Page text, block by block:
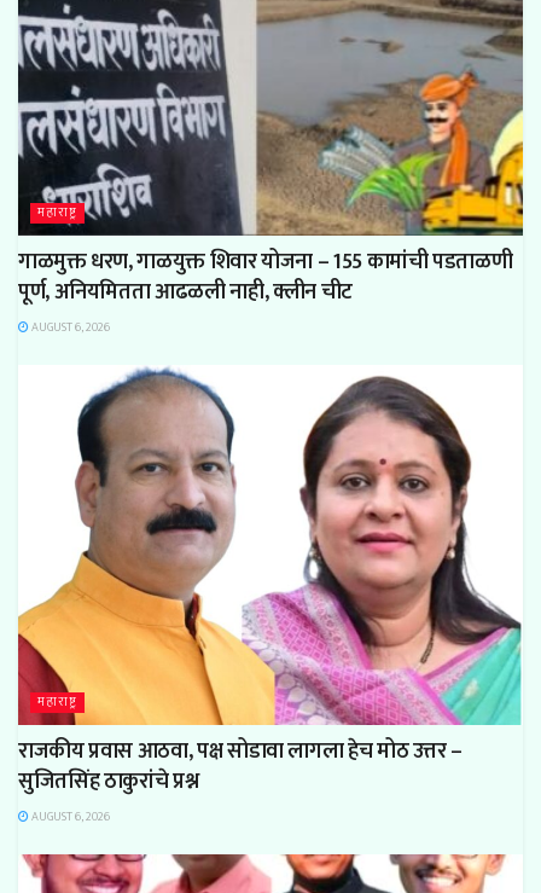
महाराष्ट्र
गाळमुक्त धरण, गाळयुक्त शिवार योजना – 155 कामांची पडताळणी
पूर्ण, अनियमितता आढळली नाही, क्लीन चीट
AUGUST 6, 2026
महाराष्ट्र
राजकीय प्रवास आठवा, पक्ष सोडावा लागला हेच मोठ उत्तर –
सुजितसिंह ठाकुरांचे प्रश्न
AUGUST 6, 2026